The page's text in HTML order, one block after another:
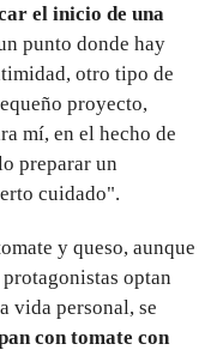
el inicio de una
punto donde hay
otro tipo de
proyecto,
mí, en el hecho de
preparar un
cuidado".
y queso, aunque
optan
vida personal, se
con tomate con